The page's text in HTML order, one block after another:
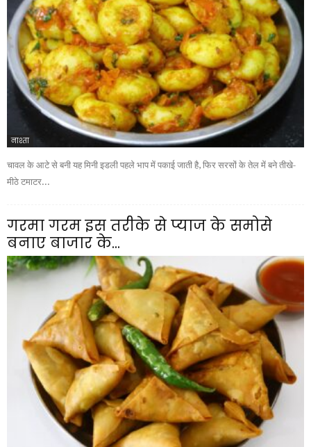
नाश्ता
चावल के आटे से बनी यह मिनी इडली पहले भाप में पकाई जाती है, फिर सरसों के तेल में बने तीखे-
मीठे टमाटर...
गरमा गरम इस तरीके से प्याज के समोसे
बनाए बाजार के...